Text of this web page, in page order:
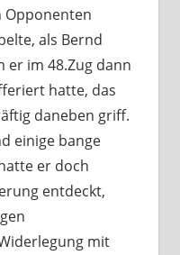
Opponenten
als Bernd
er im 48.Zug dann
hatte, das
daneben griff.
einige bange
er doch
entdeckt,
mit